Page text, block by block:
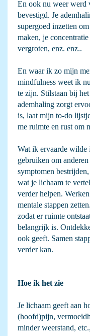
En ook nu weer werd
bevestigd. Je
supergoed inzetten
maken, je
vergroten, enz. enz..
En waar ik zo mijn
mindfulness weet ik
te zijn. Stilstaan bij
ademhaling zorgt
is, laat mijn to-do
me ruimte en rust om
Wat ik ervaarde wilde
gebruiken om
symptomen
wat je lichaam te
verder helpen.
mentale stappen
zodat er ruimte
belangrijk is.
ook geeft. Samen
verder kan.
Hoe ik het zie
Je lichaam geeft aan
(hoofd)pijn,
minder weerstand,